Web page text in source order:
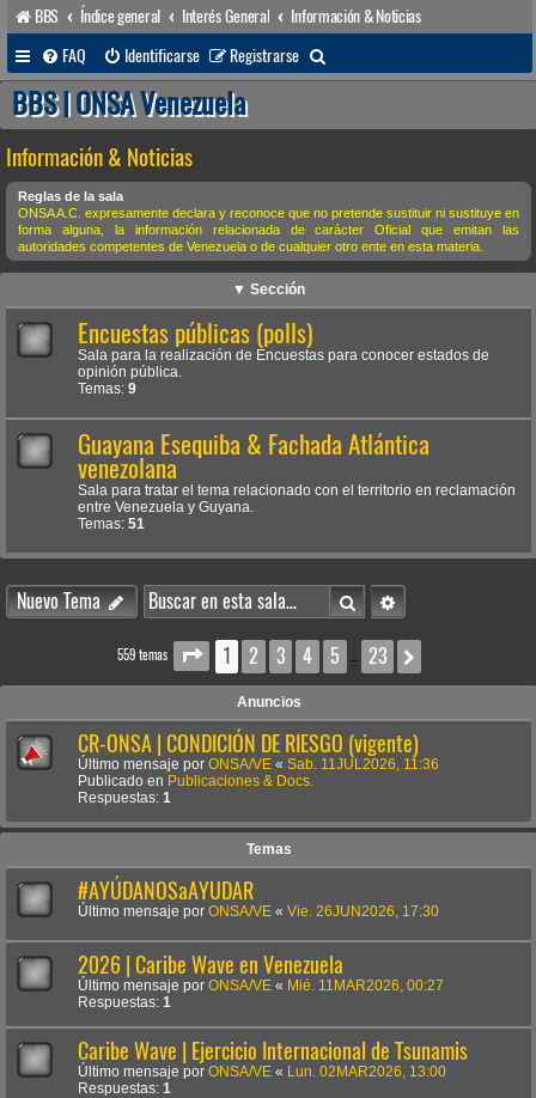
BBS Índice general Interés General
Información & Noticias
FAQ
Identificarse Registrarse
u
a
r
BBS | ONSA Venezuela
Información & Noticias
Reglas de la sala
ONSA A.C. expresamente declara y reconoce que no pretende sustituir ni sustituye en
forma alguna, la información relacionada de carácter Oficial que emitan las
autoridades competentes de Venezuela o de cualquier otro ente en esta materia.
▼ Sección
Encuestas públicas (polls)
Sala para la realización de Encuestas para conocer estados de
opinión pública.
Temas: 9
Guayana Esequiba & Fachada Atlántica
venezolana
Sala para tratar el tema relacionado con el territorio en reclamación
entre Venezuela y Guyana.
Temas: 51
Nuevo Tema BuscarBúsqueda avanzada
559 temas Página1 de 23
1 2 3 4 5 … 23
Anuncios
CR-ONSA | CONDICIÓN DE RIESGO (vigente)
Último mensaje por ONSA/VE « Sab. 11JUL2026, 11:36
Publicado en Publicaciones & Docs.
Respuestas: 1
Temas
#AYÚDANOSaAYUDAR
Último mensaje por ONSA/VE « Vie. 26JUN2026, 17:30
2026 | Caribe Wave en Venezuela
Último mensaje por ONSA/VE « Mié. 11MAR2026, 00:27
Respuestas: 1
Caribe Wave | Ejercicio Internacional de Tsunamis
Último mensaje por ONSA/VE «
Lun. 02MAR2026, 13:00
Respuestas: 1